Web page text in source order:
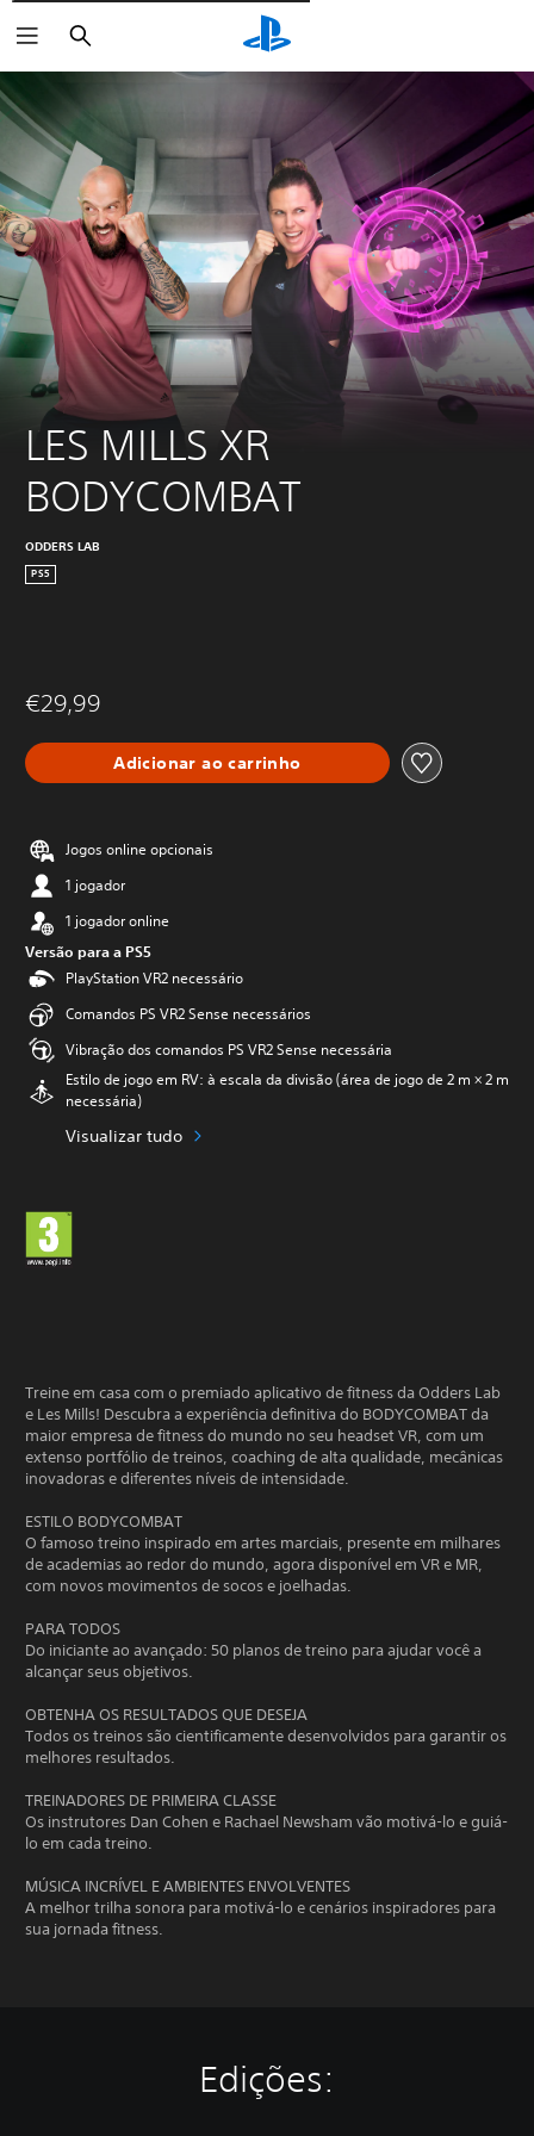
Pesquisar
LES MILLS XR
BODYCOMBAT
ODDERS LAB
PS5
€29,99
Adicionar ao carrinho
Jogos online opcionais
1 jogador
1 jogador online
Versão para a PS5
PlayStation VR2 necessário
Comandos PS VR2 Sense necessários
Vibração dos comandos PS VR2 Sense necessária
Estilo de jogo em RV: à escala da divisão (área de jogo de 2 m × 2 m
necessária)
Visualizar tudo
Treine em casa com o premiado aplicativo de fitness da Odders Lab
e Les Mills! Descubra a experiência definitiva do BODYCOMBAT da
maior empresa de fitness do mundo no seu headset VR, com um
extenso portfólio de treinos, coaching de alta qualidade, mecânicas
inovadoras e diferentes níveis de intensidade.
ESTILO BODYCOMBAT
O famoso treino inspirado em artes marciais, presente em milhares
de academias ao redor do mundo, agora disponível em VR e MR,
com novos movimentos de socos e joelhadas.
PARA TODOS
Do iniciante ao avançado: 50 planos de treino para ajudar você a
alcançar seus objetivos.
OBTENHA OS RESULTADOS QUE DESEJA
Todos os treinos são cientificamente desenvolvidos para garantir os
melhores resultados.
TREINADORES DE PRIMEIRA CLASSE
Os instrutores Dan Cohen e Rachael Newsham vão motivá-lo e guiá-
lo em cada treino.
MÚSICA INCRÍVEL E AMBIENTES ENVOLVENTES
A melhor trilha sonora para motivá-lo e cenários inspiradores para
sua jornada fitness.
Edições: